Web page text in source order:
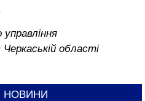
області
НОВИНИ